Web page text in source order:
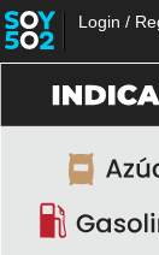
Login /